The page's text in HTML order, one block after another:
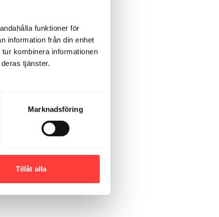
funktioner för
information från din enhet
kombinera informationen
tjänster.
Marknadsföring
Tillåt alla